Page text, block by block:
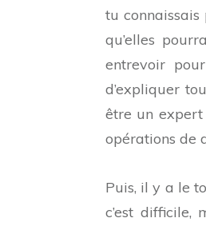
tu
qu’elles
entrevoir
d’expliquer
être un
opérations de
Puis, il y a le
c’est